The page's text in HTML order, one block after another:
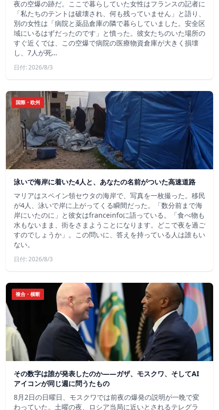
夜の空爆の跡だ。ここで暮らしていた女性はフランスの記者に
「私たちのテントは破壊され、何も残っていません」と語り、
別の女性は「病院と薬品倉庫の隣で暮らしていました。安全区
域にいるはずだったのです」と憤った。彼女たちのいた場所の
すぐ近くでは、この空爆で病院の医療物資倉庫が大きく損壊
し、7人が死…
日付: 2026/8/3
国際・欧州
泳いで海岸に着いた4人と、あなたの名前がついた高速道路
マリアはスペイン領セウタの海岸で、写真を一枚撮った。移民
が4人、泳いで岸に上がってくる瞬間だった。「数分前まで海
岸にいたのに」と彼女はfranceinfoに語っている。「食べ物も
水もないまま、街をさまようことになります。どこで夜を過ご
すのでしょうか」。この問いに、答えを持っている人は誰もい
ない。
日付: 2026/8/3
複合・横断
その数字は誰が発表したのか——ガザ、モスクワ、そしてAI
アイコンが同じ週に問うたもの
8月2日の日曜日、モスクワでは前夜の爆発の説明が一晩で変
わっていた。土曜の夜、ロシア当局に近いとされるテレグラ